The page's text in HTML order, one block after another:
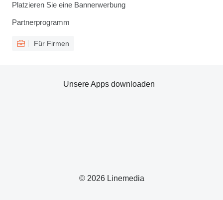
Platzieren Sie eine Bannerwerbung
Partnerprogramm
Für Firmen
© 2026 Linemedia
Unsere Apps downloaden